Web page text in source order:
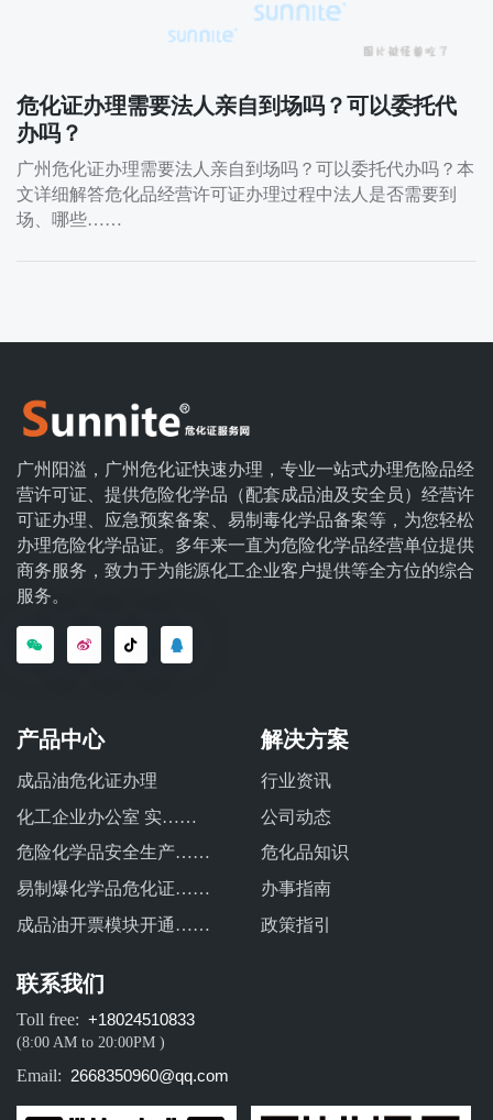
危化证办理需要法人亲自到场吗？可以委托代
办吗？
广州危化证办理需要法人亲自到场吗？可以委托代办吗？本
文详细解答危化品经营许可证办理过程中法人是否需要到
场、哪些……
广州阳溢，广州危化证快速办理，专业一站式办理危险品经
营许可证、提供危险化学品（配套成品油及安全员）经营许
可证办理、应急预案备案、易制毒化学品备案等，为您轻松
办理危险化学品证。多年来一直为危险化学品经营单位提供
商务服务，致力于为能源化工企业客户提供等全方位的综合
服务。
产品中心
成品油危化证办理
化工企业办公室 实……
危险化学品安全生产……
易制爆化学品危化证……
成品油开票模块开通……
解决方案
行业资讯
公司动态
危化品知识
办事指南
政策指引
联系我们
Toll free: +18024510833
(8:00 AM to 20:00PM )
Email: 2668350960@qq.com